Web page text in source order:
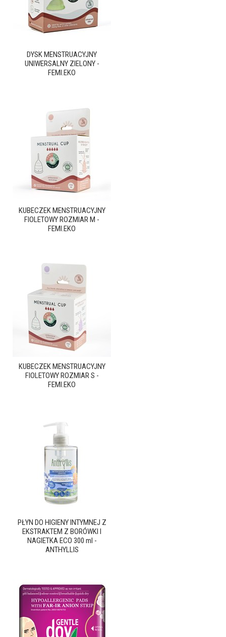
DYSK MENSTRUACYJNY
UNIWERSALNY ZIELONY -
FEMI.EKO
KUBECZEK MENSTRUACYJNY
FIOLETOWY ROZMIAR M -
FEMI.EKO
KUBECZEK MENSTRUACYJNY
FIOLETOWY ROZMIAR S -
FEMI.EKO
PŁYN DO HIGIENY INTYMNEJ Z
EKSTRAKTEM Z BORÓWKI I
NAGIETKA ECO 300 ml -
ANTHYLLIS